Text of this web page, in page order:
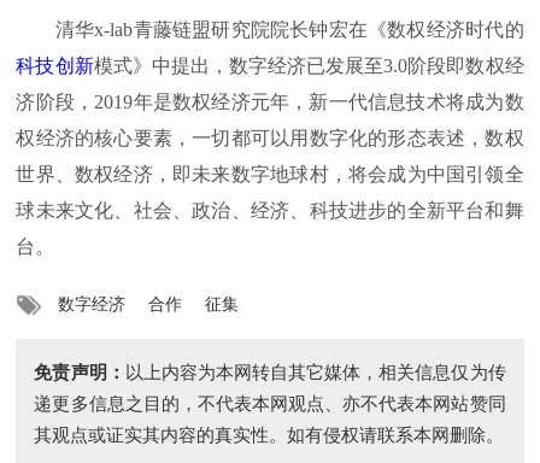
清华x-lab青藤链盟研究院院长钟宏在《数权经济时代的
科技创新模式》中提出，数字经济已发展至3.0阶段即数权经
济阶段，2019年是数权经济元年，新一代信息技术将成为数
权经济的核心要素，一切都可以用数字化的形态表述，数权
世界、数权经济，即未来数字地球村，将会成为中国引领全
球未来文化、社会、政治、经济、科技进步的全新平台和舞
台。
数字经济 合作 征集
免责声明： 以上内容为本网转自其它媒体，相关信息仅为传
递更多信息之目的，不代表本网观点、亦不代表本网站赞同
其观点或证实其内容的真实性。如有侵权请联系本网删除。